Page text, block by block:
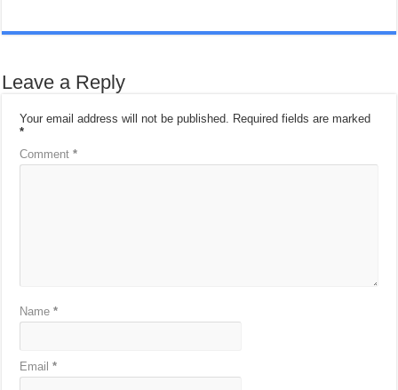
Leave a Reply
Your email address will not be published. Required fields are marked
*
Comment*
Name*
Email*